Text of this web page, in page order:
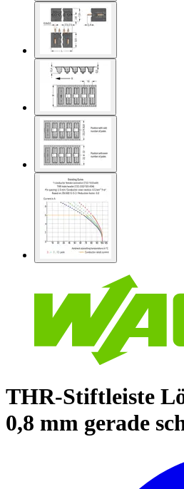
THR-Stiftleiste
0,8 mm gerade